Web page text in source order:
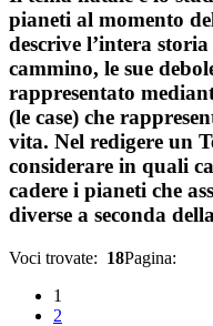
pianeti al momento
descrive l’intera
cammino, le sue
rappresentato
(le case) che
vita. Nel redigere un
considerare in quali
cadere i pianeti che
diverse a seconda
Voci trovate: 18Pagina:
1
2